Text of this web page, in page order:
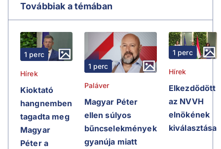
Továbbiak a témában
1 perc
Hírek
Kioktató
hangnemben
tagadta meg
Magyar
Péter a
1 perc
Paláver
Magyar Péter
ellen súlyos
bűncselekmények
gyanúja miatt
1 perc
Hírek
Elkezdődött
az NVVH
elnökének
kiválasztása